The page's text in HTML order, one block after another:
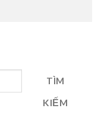
TÌM
KIẾM